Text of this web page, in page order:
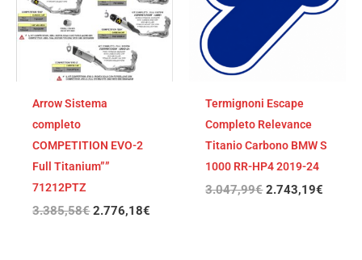
Arrow Sistema
completo
COMPETITION EVO-2
Full Titanium””
71212PTZ
3.385,58€ 2.776,18€
Termignoni Escape
Completo Relevance
Titanio Carbono BMW S
1000 RR-HP4 2019-24
3.047,99€ 2.743,19€